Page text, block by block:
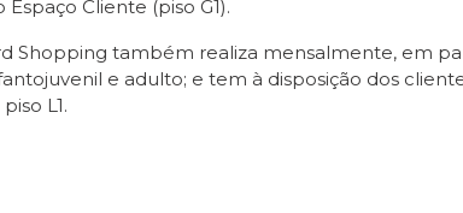
Espaço Cliente (piso G1).
Shopping também realiza mensalmente, em
e adulto; e tem à disposição dos
L1.